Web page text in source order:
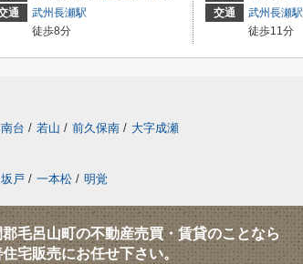
通
武州長瀬駅
徒歩8分
交通
武州長瀬駅
徒歩11分
南台 / 若山 / 前久保南 / 大字成瀬
坂戸 / 一本松 / 明覚
郡毛呂山町の不動産売買・賃貸のことなら
住宅販売にお任せ下さい。